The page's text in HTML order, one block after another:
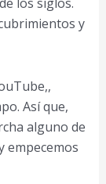
y
Así que,
alguno de
empecemos